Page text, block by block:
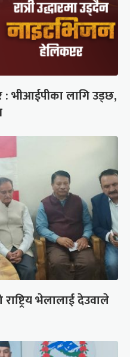
: भीआईपीका लागि उड्छ,
भेलालाई देउवाले